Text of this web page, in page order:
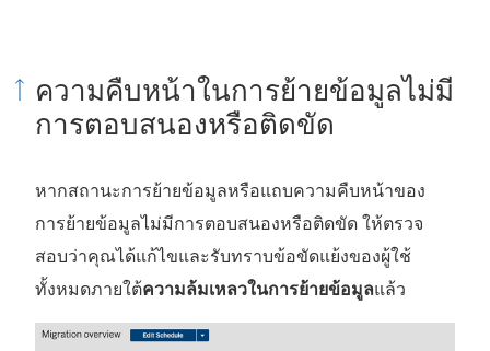
ความคืบหน้าในการย้ายข้อมูลไม่มี
การตอบสนองหรือติดขัด
หากสถานะการย้ายข้อมูลหรือแถบความคืบหน้าของ
การย้ายข้อมูลไม่มีการตอบสนองหรือติดขัด ให้ตรวจ
สอบว่าคุณได้แก้ไขและรับทราบข้อขัดแย้งของผู้ใช้
ทั้งหมดภายใต้ความล้มเหลวในการย้ายข้อมูลแล้ว